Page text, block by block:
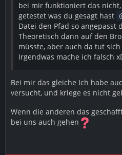
bei mir funktioniert das
getestet was du gesagt hast
Datei den Pfad so angepasst
Theoretisch dann auf den
müsste, aber auch da tut
Irgendwas mache ich falsch
Bei mir das gleiche Ich habe
versucht, und kriege es nicht
Wenn die anderen das
bei uns auch gehen